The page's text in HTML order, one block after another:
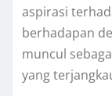
aspirasi
berhadapan
muncul
yang